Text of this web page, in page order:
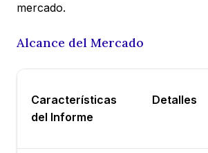
mercado.
Alcance del Mercado
Características
del Informe
Detalles